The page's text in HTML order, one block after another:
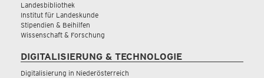
Landesbibliothek
Institut für Landeskunde
Stipendien & Beihilfen
Wissenschaft & Forschung
DIGITALISIERUNG & TECHNOLOGIE
Digitalisierung in Niederösterreich